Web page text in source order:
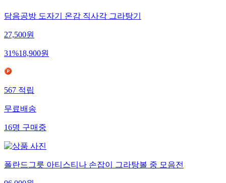
담음공방 도자기 온감 직사각 그라탕기
27,500원
31%18,900원
567적립
무료배송
16명구매중
폴란드그릇 아티스티나 손잡이 그라탕볼 중 모음전